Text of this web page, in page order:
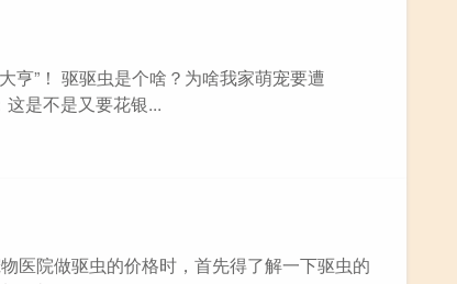
亨”！ 驱驱虫是个啥？为啥我家萌宠要遭
这是不是又要花银...
医院做驱虫的价格时，首先得了解一下驱虫的